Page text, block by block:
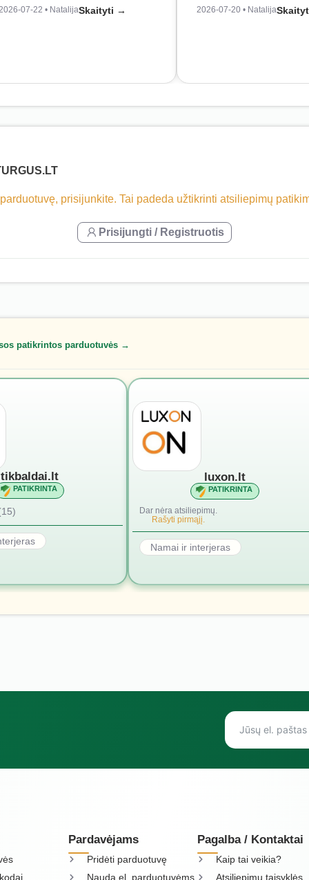
07-22 • NatalijaSkaityti → 2026-07-20 • Natalija
prisijunkite. Tai padeda užtikrinti atsiliepimų
Prisijungti / Registruotis
patikrintos parduotuvės →
tikbaldai.lt
PATIKRINTA
luxon.lt
PATIKRINTA
Dar nėra atsiliepimų.
Rašyti pirmąjį.
Namai ir interjeras
Pardavėjams
Pridėti parduotuvę
Nauda el. parduotuvėms
Pagalba / Kontaktai
Kaip tai veikia?
Atsiliepimų taisyklės